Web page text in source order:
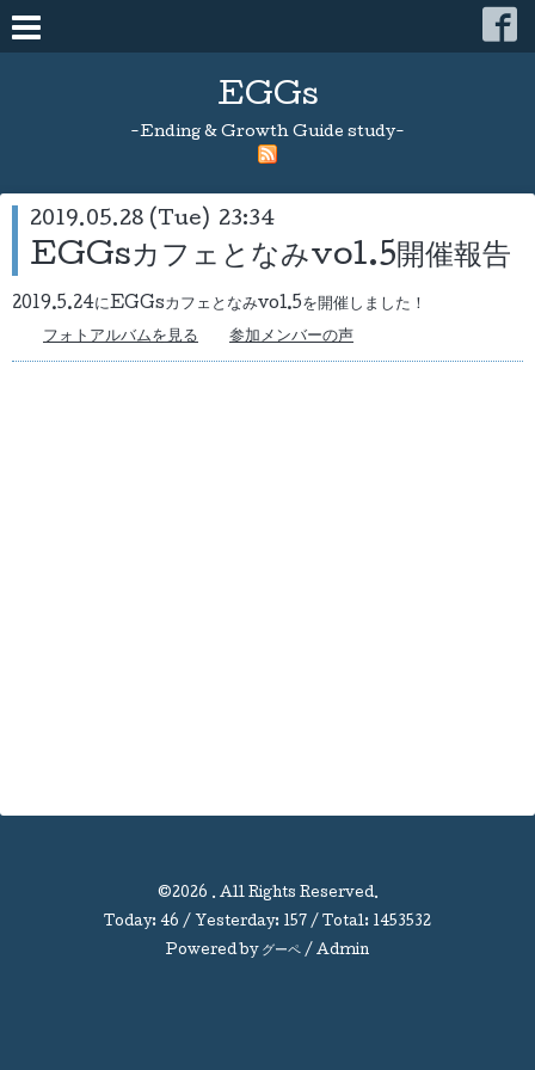
EGGs
-Ending & Growth Guide study-
2019.05.28 (Tue) 23:34
EGGsカフェとなみvol.5開催報告
2019.5.24にEGGsカフェとなみvol.5を開催しました！
フォトアルバムを見る
参加メンバーの声
©2026 . All Rights Reserved.
Today: 46 / Yesterday: 157 / Total: 1453532
Powered by グーペ / Admin